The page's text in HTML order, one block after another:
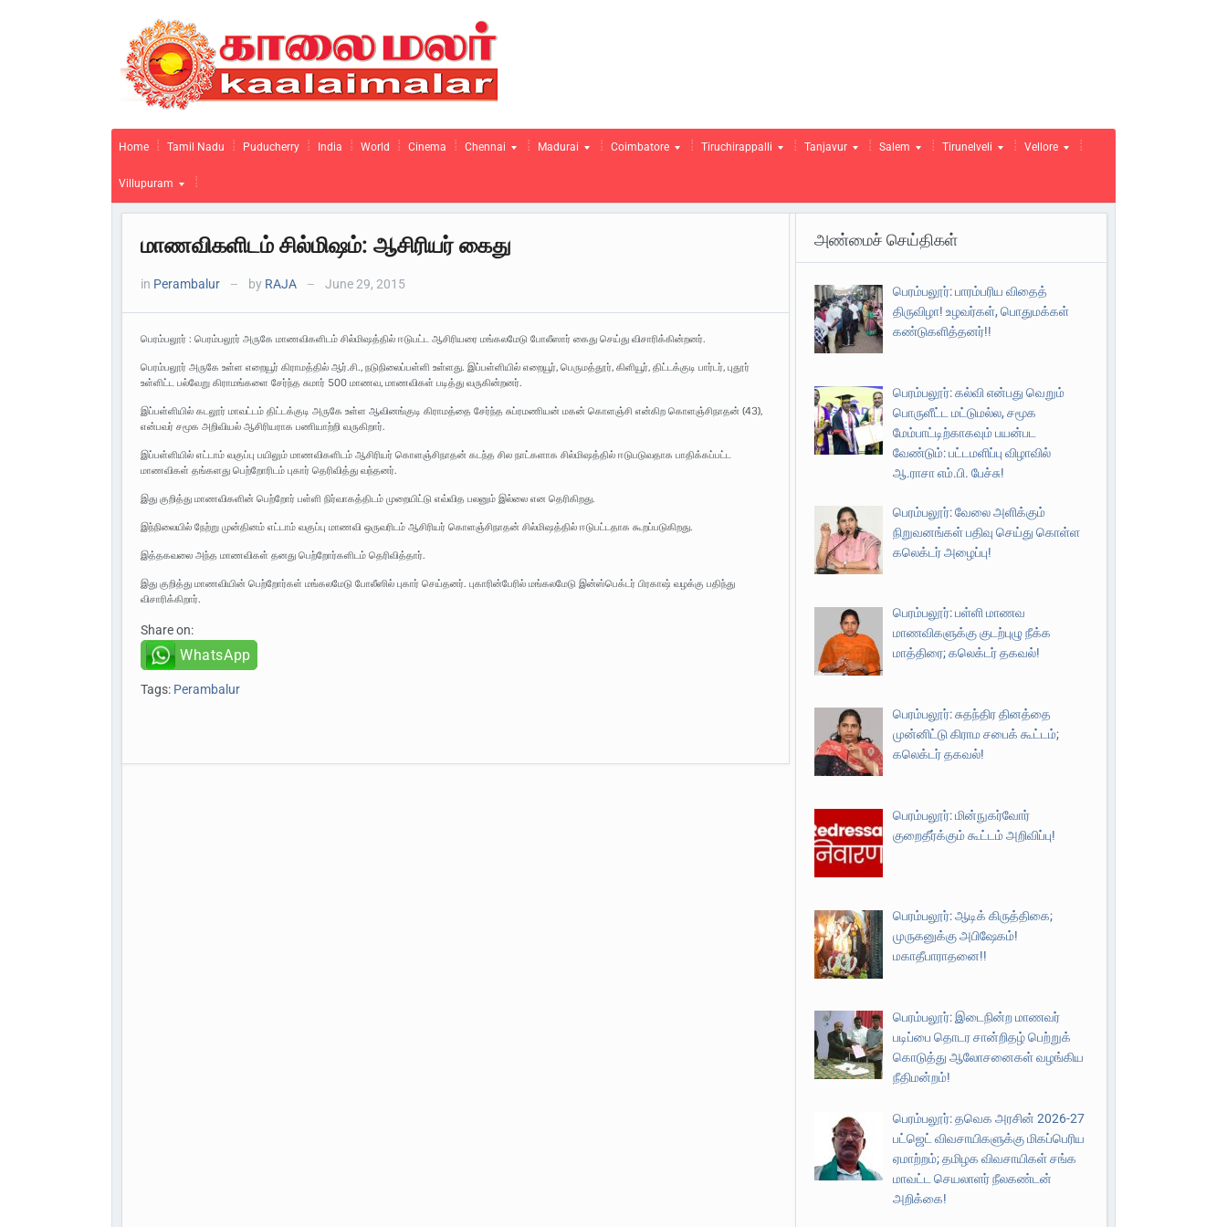
Home Tamil Nadu Puducherry India World Cinema Chennai Madurai Coimbatore Tiruchirappalli Tanjavur Salem Tirunelveli Vellore
Villupuram
மாணவிகளிடம் சில்மிஷம்: ஆசிரியர் கைது
in Perambalur — by RAJA — June 29, 2015
பெரம்பலூர் : பெரம்பலூர் அருகே மாணவிகளிடம் சில்மிஷத்தில் ஈடுபட்ட ஆசிரியரை மங்கலமேடு போலீஸார் கைது செய்து விசாரிக்கின்றனர்.
பெரம்பலூர் அருகே உள்ள எறையூர் கிராமத்தில் ஆர்.சி., நடுநிலைப்பள்ளி உள்ளது. இப்பள்ளியில் எறையூர், பெருமத்தூர், கிளியூர், திட்டக்குடி பார்டர், புதூர்
உள்ளிட்ட பல்வேறு கிராமங்களை சேர்ந்த சுமார் 500 மாணவ, மாணவிகள் படித்து வருகின்றனர்.
இப்பள்ளியில் கடலூர் மாவட்டம் திட்டக்குடி அருகே உள்ள ஆவினங்குடி கிராமத்தை சேர்ந்த சுப்ரமணியன் மகன் கொளஞ்சி என்கிற கொளஞ்சிநாதன் (43),
என்பவர் சமூக அறிவியல் ஆசிரியராக பணியாற்றி வருகிறார்.
இப்பள்ளியில் எட்டாம் வகுப்பு பயிலும் மாணவிகளிடம் ஆசிரியர் கொளஞ்சிநாதன் கடந்த சில நாட்களாக சில்மிஷத்தில் ஈடுபடுவதாக பாதிக்கப்பட்ட
மாணவிகள் தங்களது பெற்றோரிடம் புகார் தெரிவித்து வந்தனர்.
இது குறித்து மாணவிகளின் பெற்றோர் பள்ளி நிர்வாகத்திடம் முறையிட்டு எவ்வித பலனும் இல்லை என தெரிகிறது.
இந்நிலையில் நேற்று முன்தினம் எட்டாம் வகுப்பு மாணவி ஒருவரிடம் ஆசிரியர் கொளஞ்சிநாதன் சில்மிஷத்தில் ஈடுபட்டதாக கூறப்படுகிறது.
இத்தகவலை அந்த மாணவிகள் தனது பெற்றோர்களிடம் தெரிவித்தார்.
இது குறித்து மாணவியின் பெற்றோர்கள் மங்கலமேடு போலீஸில் புகார் செய்தனர். புகாரின்பேரில் மங்கலமேடு இன்ஸ்பெக்டர் பிரகாஷ் வழக்கு பதிந்து
விசாரிக்கிறார்.
Share on:
WhatsApp
Tags: Perambalur
அண்மைச் செய்திகள்
பெரம்பலூர்: பாரம்பரிய விதைத்
திருவிழா! உழவர்கள், பொதுமக்கள்
கண்டுகளித்தனர்!!
பெரம்பலூர்: கல்வி என்பது வெறும்
பொருளீட்ட மட்டுமல்ல, சமூக
மேம்பாட்டிற்காகவும் பயன்பட
வேண்டும்: பட்டமளிப்பு விழாவில்
ஆ.ராசா எம்.பி. பேச்சு!
பெரம்பலூர்: வேலை அளிக்கும்
நிறுவனங்கள் பதிவு செய்து கொள்ள
கலெக்டர் அழைப்பு!
பெரம்பலூர்: பள்ளி மாணவ
மாணவிகளுக்கு குடற்புழு நீக்க
மாத்திரை; கலெக்டர் தகவல்!
பெரம்பலூர்: சுதந்திர தினத்தை
முன்னிட்டு கிராம சபைக் கூட்டம்;
கலெக்டர் தகவல்!
பெரம்பலூர்: மின்நுகர்வோர்
குறைதீர்க்கும் கூட்டம் அறிவிப்பு!
பெரம்பலூர்: ஆடிக் கிருத்திகை;
முருகனுக்கு அபிஷேகம்!
மகாதீபாராதனை!!
பெரம்பலூர்: இடைநின்ற மாணவர்
படிப்பை தொடர சான்றிதழ் பெற்றுக்
கொடுத்து ஆலோசனைகள் வழங்கிய
நீதிமன்றம்!
பெரம்பலூர்: தவெக அரசின் 2026-27
பட்ஜெட் விவசாயிகளுக்கு மிகப்பெரிய
ஏமாற்றம்; தமிழக விவசாயிகள் சங்க
மாவட்ட செயலாளர் நீலகண்டன்
அறிக்கை!